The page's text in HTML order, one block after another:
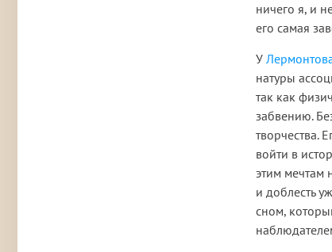
ничего я, и
его самая
У
натуры
так как
забвению.
творчества.
войти в
этим мечтам
и доблесть
сном,